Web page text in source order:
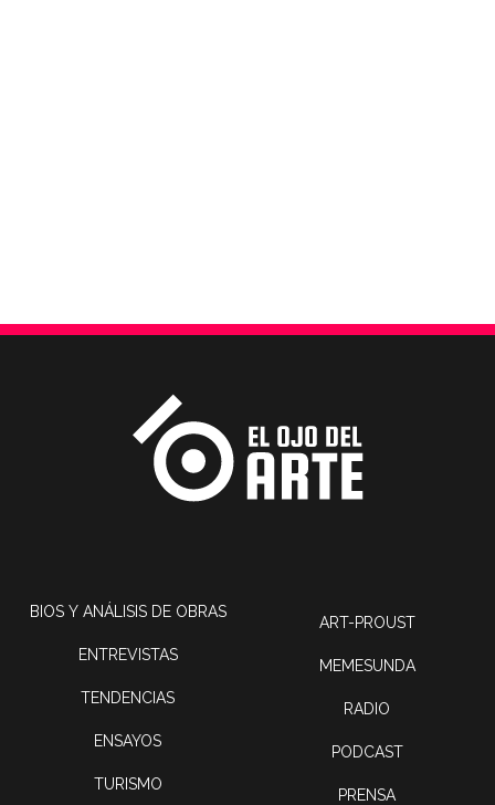
BIOS Y ANÁLISIS DE OBRAS
ENTREVISTAS
TENDENCIAS
ENSAYOS
TURISMO
ART-PROUST
MEMESUNDA
RADIO
PODCAST
PRENSA